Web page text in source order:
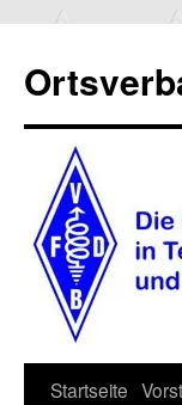
Zum
Startseite